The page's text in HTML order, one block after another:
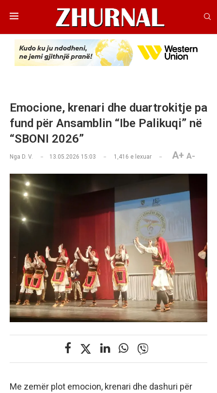
Emocione, krenari dhe duartrokitje pa
fund për Ansamblin “Ibe Palikuqi” në
“SBONI 2026”
Nga D. V. 13.05.2026 15:03 1,416 e lexuar A+ A-
Me zemër plot emocion, krenari dhe dashuri për